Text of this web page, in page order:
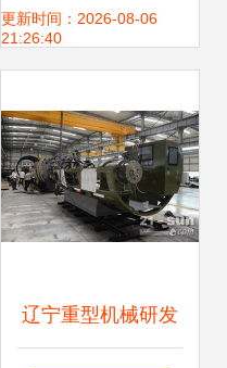
业，总部基地铸就
更新时间：2026-08-06
21:26:40
辽宁重型机械研发